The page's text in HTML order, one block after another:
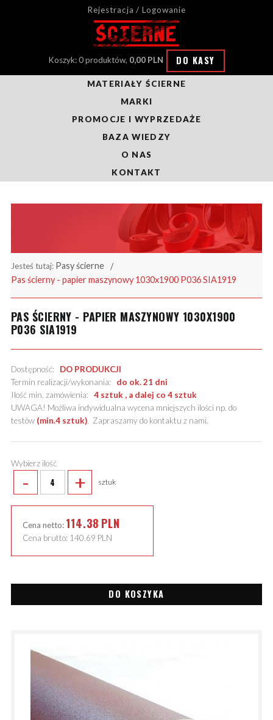
Rejestracja / Logowanie
Koszyk: 0 produktów, 0,00 PLN DO KASY
MATERIAŁY ŚCIERNE
MARKI
PROMOCJE I WYPRZEDAŻE
BAZA WIEDZY
O NAS
KONTAKT
Jesteś tutaj: Pasy ścierne
Pas ścierny - papier maszynowy 1030x1900 P036 SIA1919
PAS ŚCIERNY - PAPIER MASZYNOWY 1030X1900
P036 SIA1919
Dostępność: DO PRODUKCJI
Termin realizacji/wykonania: do ok. 21 dni
Ilość min. zamówienia: 4 sztuk , a dalej co 4 sztuk
UWAGA! Możliwa indywidualna wycena mniejszych ilości np. do
testów (min.4 sztuk). Zapraszamy do kontaktu z nami.
Wybierz ilość
- + sztuk
Cena netto: 114.38 PLN
Cena brutto: 140.69 PLN
DO KOSZYKA